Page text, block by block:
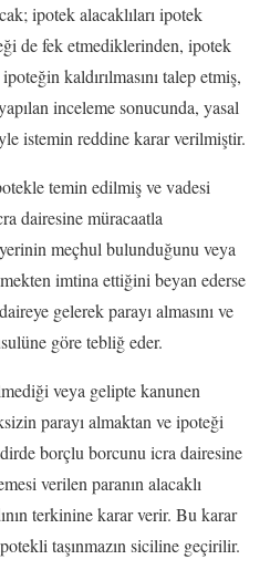
ipotek alacaklıları ipotek
de fek etmediklerinden, ipotek
kaldırılmasını talep etmiş,
inceleme sonucunda, yasal
istemin reddine karar verilmiştir.
temin edilmiş ve vadesi
dairesine müracaatla
meçhul bulunduğunu veya
imtina ettiğini beyan ederse
gelerek parayı almasını ve
göre tebliğ eder.
veya gelipte kanunen
parayı almaktan ve ipoteği
borçlu borcunu icra dairesine
verilen paranın alacaklı
terkinine karar verir. Bu karar
taşınmazın siciline geçirilir.